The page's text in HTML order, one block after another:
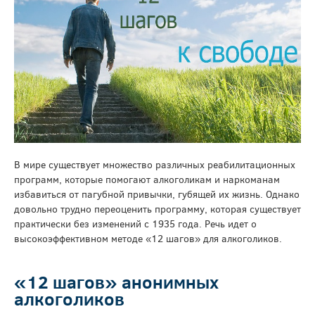
В мире существует множество различных реабилитационных
программ, которые помогают алкоголикам и наркоманам
избавиться от пагубной привычки, губящей их жизнь. Однако
довольно трудно переоценить программу, которая существует
практически без изменений с 1935 года. Речь идет о
высокоэффективном методе «12 шагов» для алкоголиков.
«12 шагов» анонимных
алкоголиков